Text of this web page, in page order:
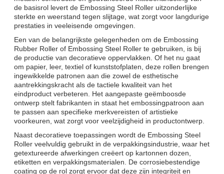
de basisrol levert de Embossing Steel Roller uitzonderlijke
sterkte en weerstand tegen slijtage, wat zorgt voor langdurige
prestaties in veeleisende omgevingen.
Een van de belangrijkste gelegenheden om de Embossing
Rubber Roller of Embossing Steel Roller te gebruiken, is bij
de productie van decoratieve oppervlakken. Of het nu gaat
om papier, leer, textiel of kunststofplaten, deze rollen brengen
ingewikkelde patronen aan die zowel de esthetische
aantrekkingskracht als de tactiele kwaliteit van het
eindproduct verbeteren. Het aangepaste geëmboosde
ontwerp stelt fabrikanten in staat het embossingpatroon aan
te passen aan specifieke merkvereisten of artistieke
voorkeuren, wat zorgt voor veelzijdigheid in productontwerp.
Naast decoratieve toepassingen wordt de Embossing Steel
Roller veelvuldig gebruikt in de verpakkingsindustrie, waar het
getextureerde afwerkingen creëert op kartonnen dozen,
etiketten en verpakkingsmaterialen. De corrosiebestendige
coating op de rol zorgt ervoor dat deze zijn integriteit en